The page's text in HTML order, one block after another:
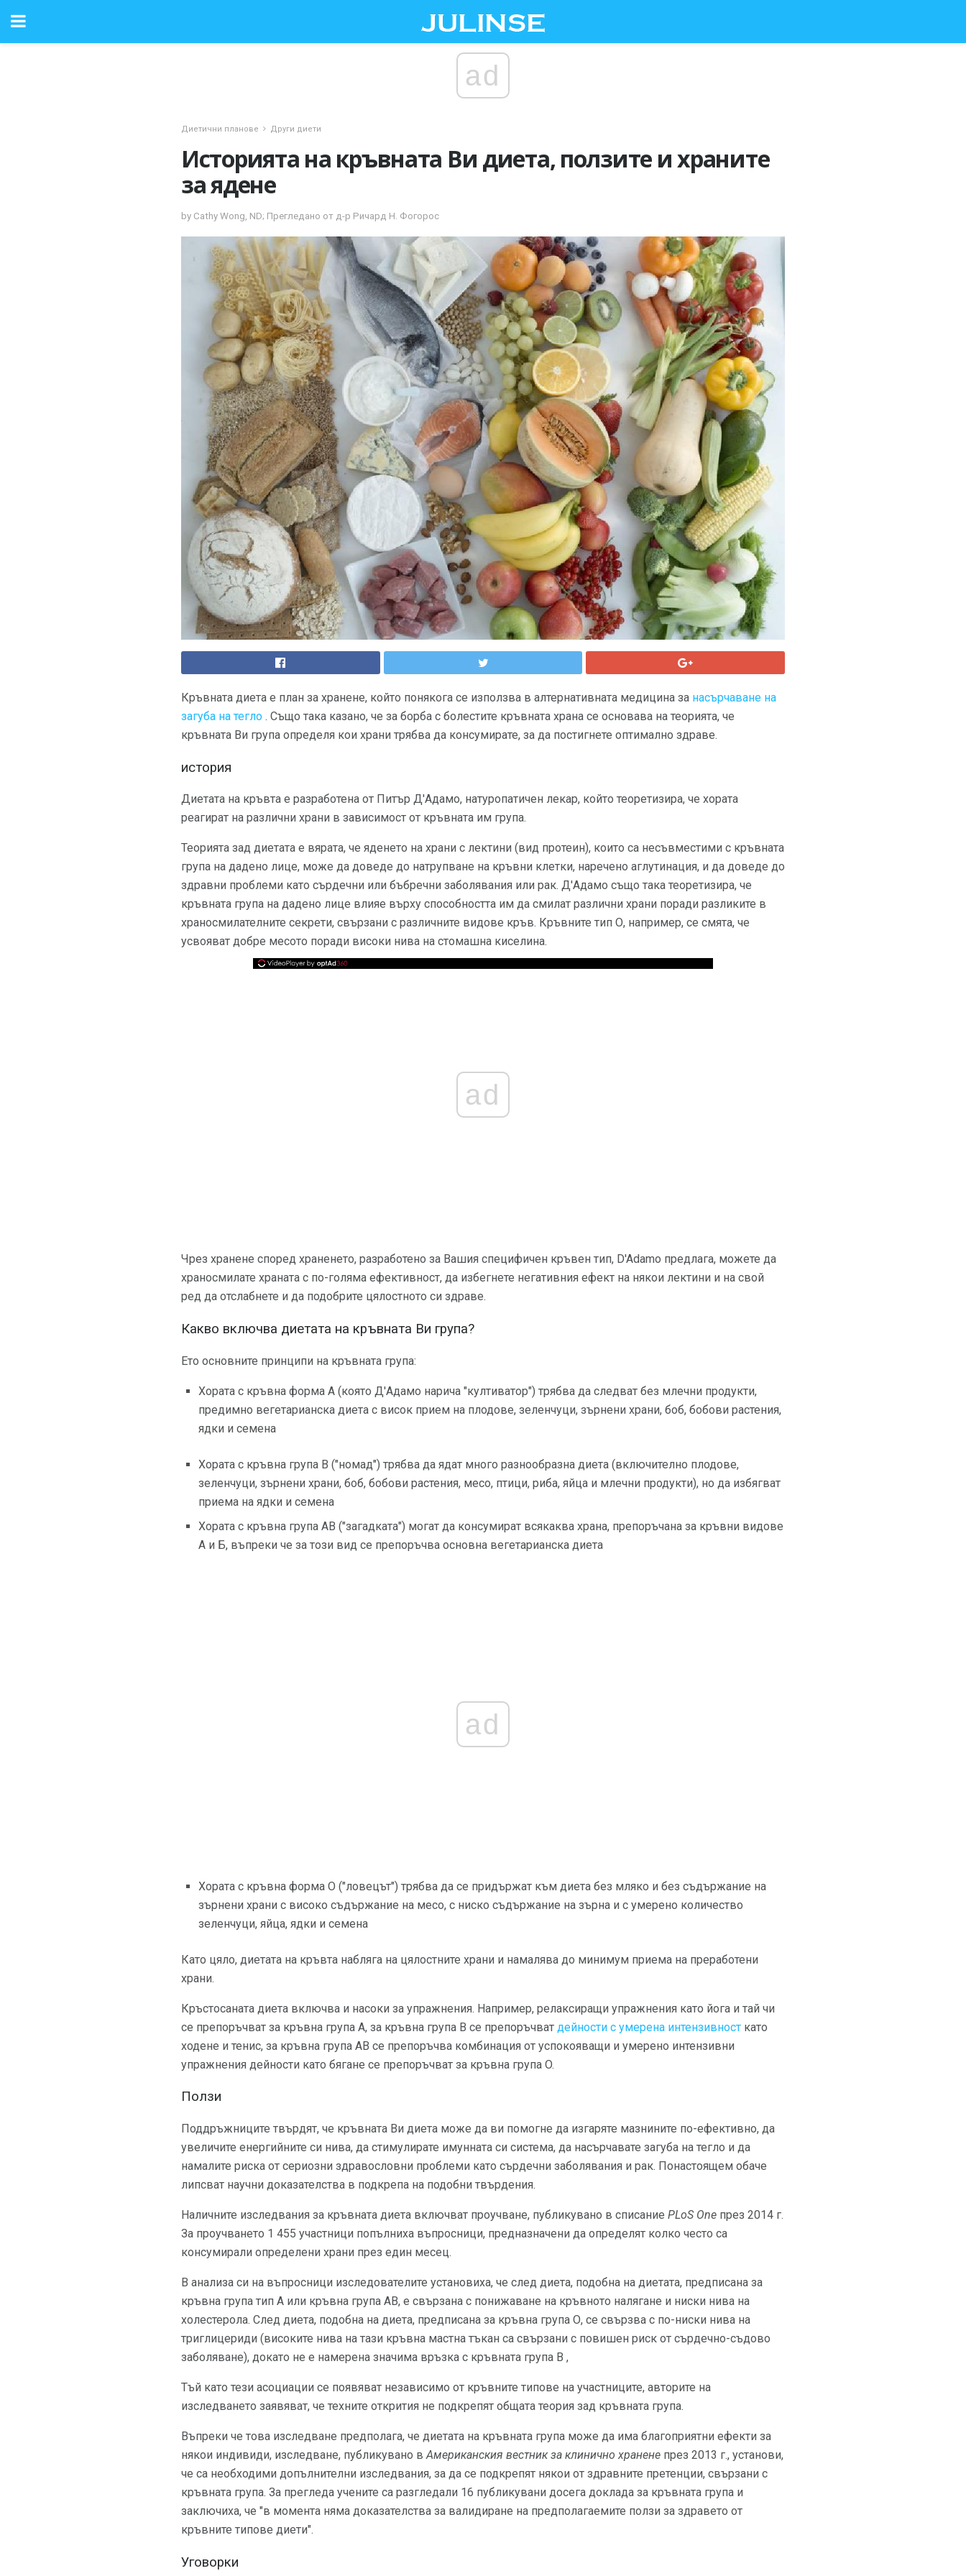
ad
Диетични планове Други диети
Историята на кръвната Ви диета, ползите и храните
за ядене
by Cathy Wong, ND; Прегледано от д-р Ричард Н. Фогорос
Кръвната диета е план за хранене, който понякога се използва в алтернативната медицина за насърчаване на
загуба на тегло . Също така казано, че за борба с болестите кръвната храна се основава на теорията, че
кръвната Ви група определя кои храни трябва да консумирате, за да постигнете оптимално здраве.
история
Диетата на кръвта е разработена от Питър Д'Адамо, натуропатичен лекар, който теоретизира, че хората
реагират на различни храни в зависимост от кръвната им група.
Теорията зад диетата е вярата, че яденето на храни с лектини (вид протеин), които са несъвместими с кръвната
група на дадено лице, може да доведе до натрупване на кръвни клетки, наречено аглутинация, и да доведе до
здравни проблеми като сърдечни или бъбречни заболявания или рак. Д'Адамо също така теоретизира, че
кръвната група на дадено лице влияе върху способността им да смилат различни храни поради разликите в
храносмилателните секрети, свързани с различните видове кръв. Кръвните тип О, например, се смята, че
усвояват добре месото поради високи нива на стомашна киселина.
ad
Чрез хранене според храненето, разработено за Вашия специфичен кръвен тип, D'Adamo предлага, можете да
храносмилате храната с по-голяма ефективност, да избегнете негативния ефект на някои лектини и на свой
ред да отслабнете и да подобрите цялостното си здраве.
Какво включва диетата на кръвната Ви група?
Ето основните принципи на кръвната група:
Хората с кръвна форма А (която Д'Адамо нарича "култиватор") трябва да следват без млечни продукти,
предимно вегетарианска диета с висок прием на плодове, зеленчуци, зърнени храни, боб, бобови растения,
ядки и семена
Хората с кръвна група B ("номад") трябва да ядат много разнообразна диета (включително плодове,
зеленчуци, зърнени храни, боб, бобови растения, месо, птици, риба, яйца и млечни продукти), но да избягват
приема на ядки и семена
Хората с кръвна група AB ("загадката") могат да консумират всякаква храна, препоръчана за кръвни видове
А и Б, въпреки че за този вид се препоръчва основна вегетарианска диета
ad
Хората с кръвна форма О ("ловецът") трябва да се придържат към диета без мляко и без съдържание на
зърнени храни с високо съдържание на месо, с ниско съдържание на зърна и с умерено количество
зеленчуци, яйца, ядки и семена
Като цяло, диетата на кръвта набляга на цялостните храни и намалява до минимум приема на преработени
храни.
Кръстосаната диета включва и насоки за упражнения. Например, релаксиращи упражнения като йога и тай чи
се препоръчват за кръвна група А, за кръвна група B се препоръчват дейности с умерена интензивност като
ходене и тенис, за кръвна група AB се препоръчва комбинация от успокояващи и умерено интензивни
упражнения дейности като бягане се препоръчват за кръвна група O.
Ползи
Поддръжниците твърдят, че кръвната Ви диета може да ви помогне да изгаряте мазнините по-ефективно, да
увеличите енергийните си нива, да стимулирате имунната си система, да насърчавате загуба на тегло и да
намалите риска от сериозни здравословни проблеми като сърдечни заболявания и рак. Понастоящем обаче
липсват научни доказателства в подкрепа на подобни твърдения.
Наличните изследвания за кръвната диета включват проучване, публикувано в списание PLoS One през 2014 г.
За проучването 1 455 участници попълниха въпросници, предназначени да определят колко често са
консумирали определени храни през един месец.
В анализа си на въпросници изследователите установиха, че след диета, подобна на диетата, предписана за
кръвна група тип А или кръвна група AB, е свързана с понижаване на кръвното налягане и ниски нива на
холестерола. След диета, подобна на диета, предписана за кръвна група О, се свързва с по-ниски нива на
триглицериди (високите нива на тази кръвна мастна тъкан са свързани с повишен риск от сърдечно-съдово
заболяване), докато не е намерена значима връзка с кръвната група B ,
Тъй като тези асоциации се появяват независимо от кръвните типове на участниците, авторите на
изследването заявяват, че техните открития не подкрепят общата теория зад кръвната група.
Въпреки че това изследване предполага, че диетата на кръвната група може да има благоприятни ефекти за
някои индивиди, изследване, публикувано вАмериканския вестник за клинично хранене през 2013 г., установи,
че са необходими допълнителни изследвания, за да се подкрепят някои от здравните претенции, свързани с
кръвната група. За прегледа учените са разгледали 16 публикувани досега доклада за кръвната група и
заключиха, че "в момента няма доказателства за валидиране на предполагаемите ползи за здравето от
кръвните типове диети".
Уговорки